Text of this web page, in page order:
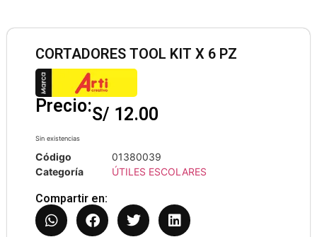
CORTADORES TOOL KIT X 6 PZ
Precio:S/ 12.00
Sin existencias
Código
01380039
Categoría
ÚTILES ESCOLARES
Compartir en: